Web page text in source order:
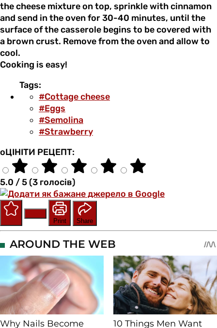
the cheese mixture on top, sprinkle with cinnamon
and send in the oven for 30-40 minutes, until the
surface of the casserole begins to be covered with
a brown crust. Remove from the oven and allow to
cool.
Cooking is easy!
Tags:
#Cottage cheese
#Eggs
#Semolina
#Strawberry
оЦІНІТИ РЕЦЕПТ:
5.0 / 5 (3 голосів)
Print
Share